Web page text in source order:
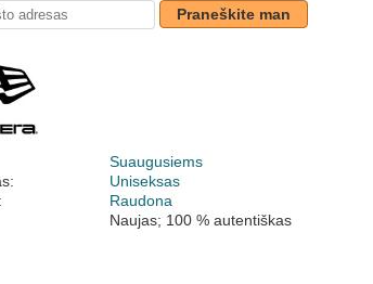
Praneškite man
Suaugusiems
Uniseksas
Raudona
Naujas; 100 % autentiškas